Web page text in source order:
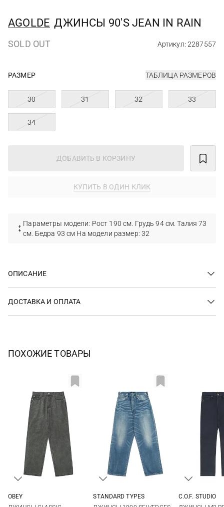
AGOLDE ДЖИНСЫ 90'S JEAN IN RAIN
SOLD OUT Артикул: 2287557
РАЗМЕР ТАБЛИЦА РАЗМЕРОВ
30 31 32 33
34
ДОБАВИТЬ В КОРЗИНУ
КУПИТЬ В ОДИН КЛИК
Параметры модели: Рост 190 см. Грудь 94 см. Талия 73
см. Бедра 93 см На модели размер: 32
ОПИСАНИЕ
ДОСТАВКА И ОПЛАТА
ПОХОЖИЕ ТОВАРЫ
OBEY
STANDARD TYPES
C.O.F. STUDIO